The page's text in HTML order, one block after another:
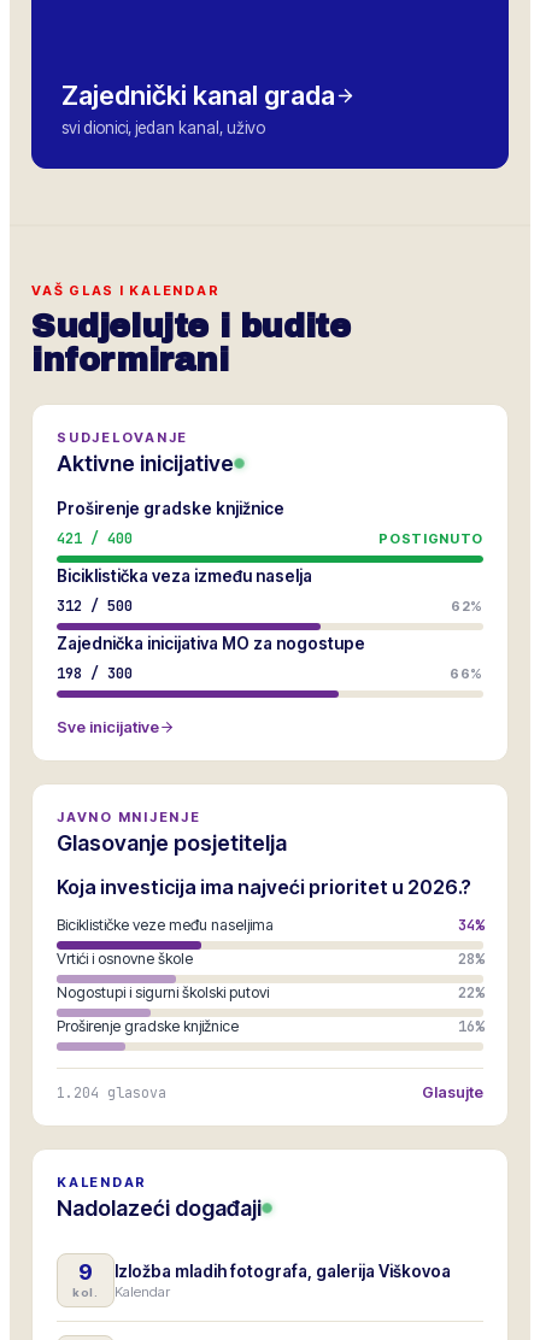
Zajednički kanal grada
svi dionici, jedan kanal, uživo
VAŠ GLAS I KALENDAR
Sudjelujte i budite
informirani
SUDJELOVANJE
Aktivne inicijative
Proširenje gradske knjižnice
421 / 400 POSTIGNUTO
Biciklistička veza između naselja
312 / 500 62%
Zajednička inicijativa MO za nogostupe
198 / 300 66%
Sve inicijative
JAVNO MNIJENJE
Glasovanje posjetitelja
Koja investicija ima najveći prioritet u 2026.?
Biciklističke veze među naseljima 34%
Vrtići i osnovne škole 28%
Nogostupi i sigurni školski putovi 22%
Proširenje gradske knjižnice 16%
1.204 glasova Glasujte
KALENDAR
Nadolazeći događaji
9
kol.
Izložba mladih fotografa, galerija Viškovoa
Kalendar